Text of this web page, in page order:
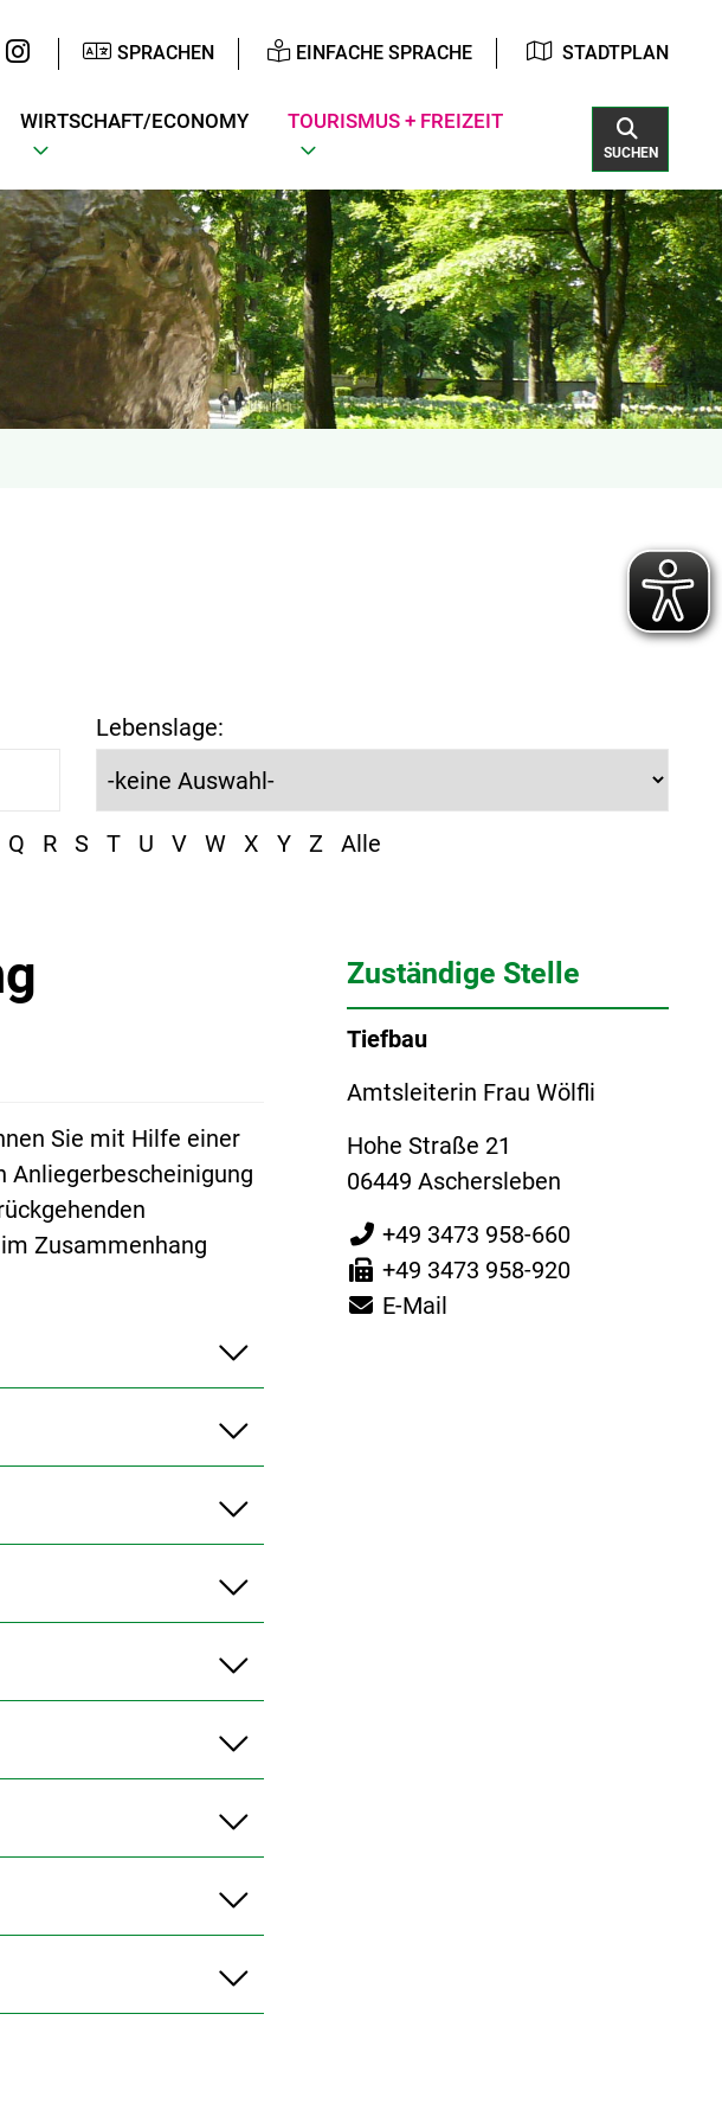
SPRACHEN EINFACHE SPRACHE STADTPLAN
WIRTSCHAFT/ECONOMY TOURISMUS + FREIZEIT
SUCHEN
Lebenslage:
Q R S T U V W X Y Z Alle
Sie mit Hilfe einer
Anliegerbescheinigung
Zusammenhang
Zuständige Stelle
Tiefbau
Amtsleiterin Frau Wölfli
Hohe Straße 21
06449 Aschersleben
+49 3473 958-660
+49 3473 958-920
E-Mail